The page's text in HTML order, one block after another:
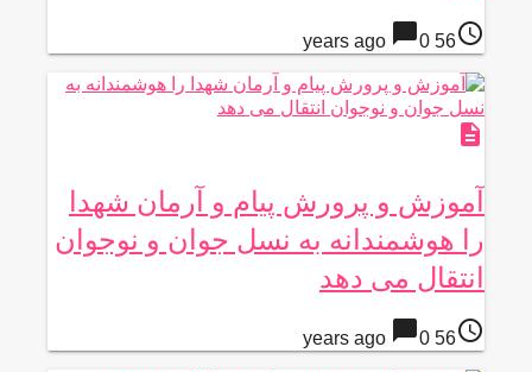
access_time
56 years ago
chat_bubble0
description
آموزش و پرورش پیام و آرمان شهدا
را هوشمندانه به نسل جوان و نوجوان
انتقال می دهد
access_time
56 years ago
chat_bubble0